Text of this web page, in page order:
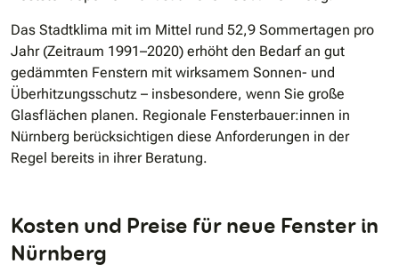
Das Stadtklima mit im Mittel rund 52,9 Sommertagen pro
Jahr (Zeitraum 1991–2020) erhöht den Bedarf an gut
gedämmten Fenstern mit wirksamem Sonnen- und
Überhitzungsschutz – insbesondere, wenn Sie große
Glasflächen planen. Regionale Fensterbauer:innen in
Nürnberg berücksichtigen diese Anforderungen in der
Regel bereits in ihrer Beratung.
Kosten und Preise für neue Fenster in
Nürnberg